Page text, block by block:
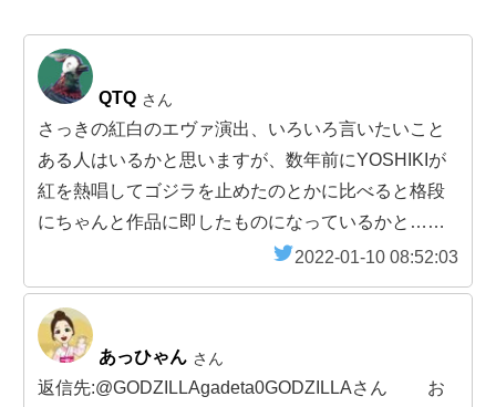
QTQ さん
さっきの紅白のエヴァ演出、いろいろ言いたいこと
ある人はいるかと思いますが、数年前にYOSHIKIが
紅を熱唱してゴジラを止めたのとかに比べると格段
にちゃんと作品に即したものになっているかと……
2022-01-10 08:52:03
あっひゃん さん
返信先:@GODZILLAgadeta0GODZILLAさん お